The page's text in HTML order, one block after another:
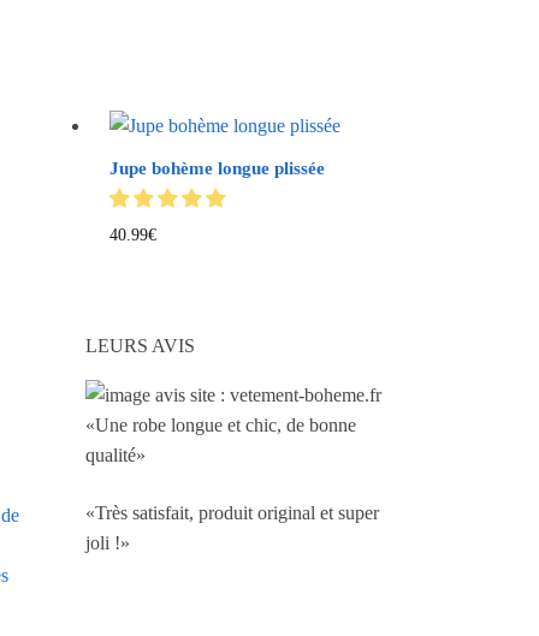
Jupe bohème longue plissée
40.99€
LEURS AVIS
«Une robe longue et chic, de bonne
qualité»
«Très satisfait, produit original et super
joli !»